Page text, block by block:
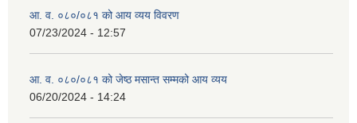
आ. व. ०८०/०८१ को आय व्यय विवरण
07/23/2024 - 12:57
आ. व. ०८०/०८१ को जेष्ठ मसान्त सम्मको आय व्यय
06/20/2024 - 14:24